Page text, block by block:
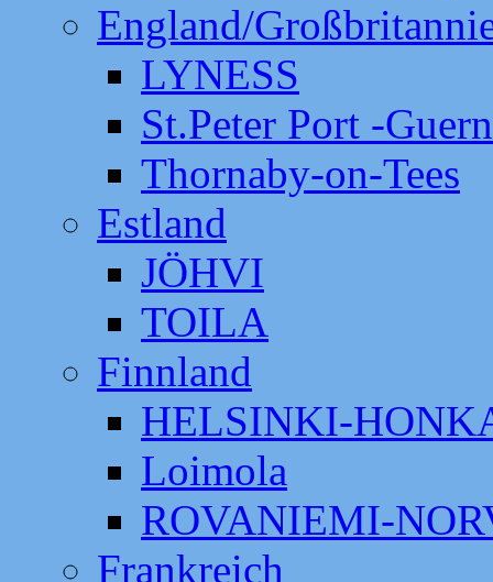
England/
LYNESS
St.Peter Port -
Thornaby-on-Tees
Estland
JÖHVI
TOILA
Finnland
HELSINKI-
Loimola
ROVANIEMI-
Frankreich